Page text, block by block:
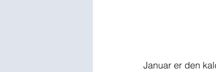
Januar er den